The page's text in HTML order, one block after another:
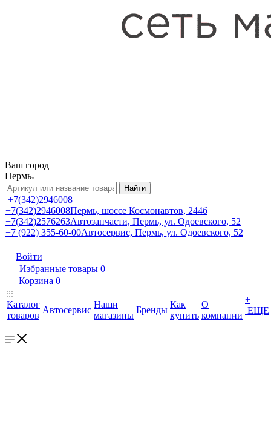
Ваш город
Пермь
Найти
+7(342)2946008
+7(342)2946008Пермь, шоссе Космонавтов, 244б
+7(342)2576263Автозапчасти, Пермь, ул. Одоевского, 52
+7 (922) 355-60-00Автосервис, Пермь, ул. Одоевского, 52
Войти
Избранные товары 0
Корзина 0
Каталог
товаров
Автосервис
Наши
магазины
Бренды
Как
купить
О
компании
+
ЕЩЕ